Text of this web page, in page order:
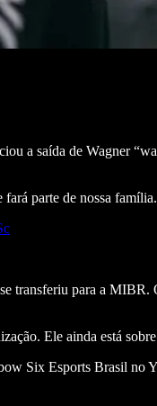
a saída de Wagner
parte de nossa família.
transferiu para a MIBR.
Ele ainda está
Six Esports Brasil no